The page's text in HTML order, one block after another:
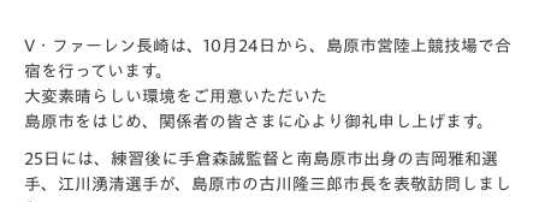
V・ファーレン長崎は、10月24日から、島原市営陸上競技場で合
宿を行っています。
大変素晴らしい環境をご用意いただいた
島原市をはじめ、関係者の皆さまに心より御礼申し上げます。
25日には、練習後に手倉森誠監督と南島原市出身の吉岡雅和選
手、江川湧清選手が、島原市の古川隆三郎市長を表敬訪問しまし